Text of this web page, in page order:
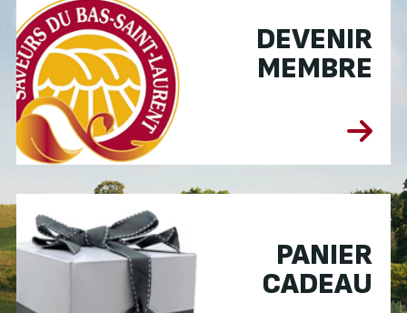
DEVENIR
MEMBRE
PANIER
CADEAU